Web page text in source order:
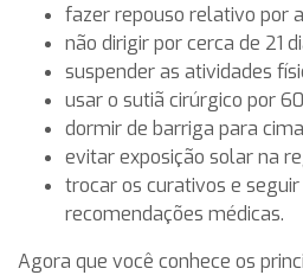
fazer repouso relativo por
não dirigir por cerca de 21
suspender as atividades
usar o sutiã cirúrgico por
dormir de barriga para
evitar exposição solar na
trocar os curativos e
recomendações médicas.
Agora que você conhece os